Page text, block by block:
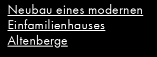
Neubau eines modernen
Einfamilienhauses
Altenberge